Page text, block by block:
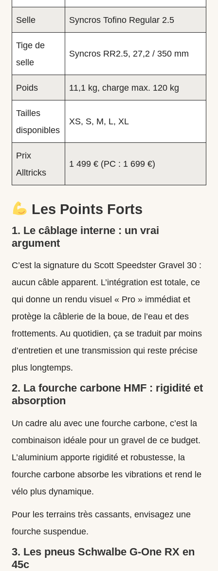
Selle Syncros Tofino Regular 2.5
Tige de
selle
Syncros RR2.5, 27,2 / 350 mm
Poids 11,1 kg, charge max. 120 kg
Tailles
disponibles
XS, S, M, L, XL
Prix
Alltricks
1 499 € (PC : 1 699 €)
Les Points Forts
1. Le câblage interne : un vrai
argument
C’est la signature du Scott Speedster Gravel 30 :
aucun câble apparent. L’intégration est totale, ce
qui donne un rendu visuel « Pro » immédiat et
protège la câblerie de la boue, de l’eau et des
frottements. Au quotidien, ça se traduit par moins
d’entretien et une transmission qui reste précise
plus longtemps.
2. La fourche carbone HMF : rigidité et
absorption
Un cadre alu avec une fourche carbone, c’est la
combinaison idéale pour un gravel de ce budget.
L’aluminium apporte rigidité et robustesse, la
fourche carbone absorbe les vibrations et rend le
vélo plus dynamique.
Pour les terrains très cassants, envisagez une
fourche suspendue.
3. Les pneus Schwalbe G-One RX en
45c